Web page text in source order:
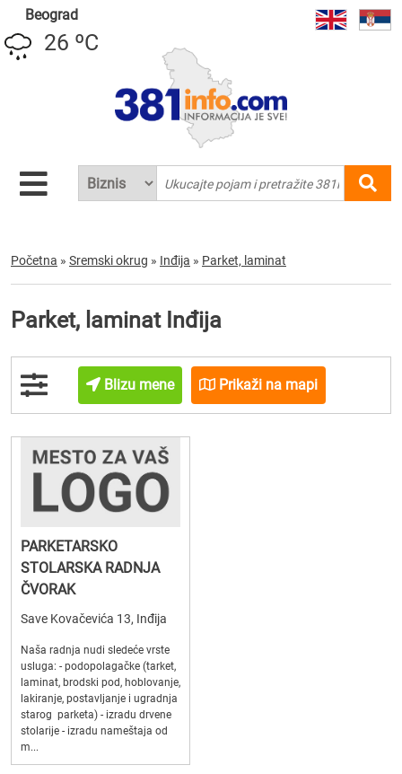
Beograd
26 ºC
Početna » Sremski okrug » Inđija » Parket, laminat
Parket, laminat Inđija
Blizu mene Prikaži na mapi
PARKETARSKO
STOLARSKA RADNJA
ČVORAK
Save Kovačevića 13, Inđija
Naša radnja nudi sledeće vrste
usluga: - podopolagačke (tarket,
laminat, brodski pod, hoblovanje,
lakiranje, postavljanje i ugradnja
starog parketa) - izradu drvene
stolarije - izradu nameštaja od
m...